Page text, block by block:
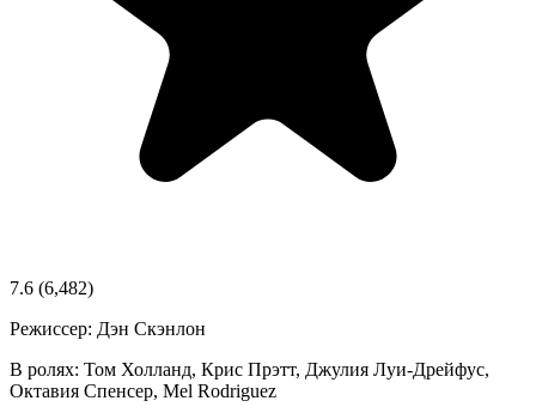
7.6 (6,482)
Режиссер: Дэн Скэнлон
В ролях: Том Холланд, Крис Прэтт, Джулия Луи-Дрейфус,
Октавия Спенсер, Mel Rodriguez